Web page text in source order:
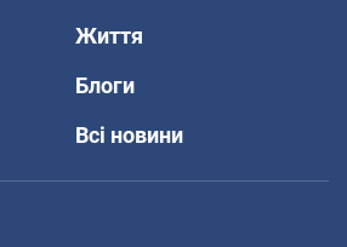
Життя
Блоги
Всі новини